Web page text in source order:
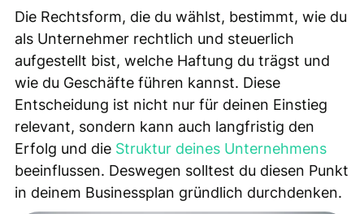
Die Rechtsform, die du wählst, bestimmt, wie du
als Unternehmer rechtlich und steuerlich
aufgestellt bist, welche Haftung du trägst und
wie du Geschäfte führen kannst. Diese
Entscheidung ist nicht nur für deinen Einstieg
relevant, sondern kann auch langfristig den
Erfolg und die Struktur deines Unternehmens
beeinflussen. Deswegen solltest du diesen Punkt
in deinem Businessplan gründlich durchdenken.